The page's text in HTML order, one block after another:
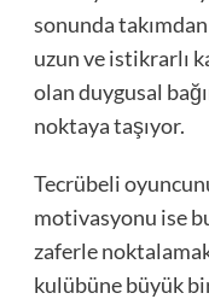
sonunda
uzun ve istikrarlı
olan duygusal
noktaya taşıyor.
Tecrübeli
motivasyonu ise
zaferle
kulübüne büyük